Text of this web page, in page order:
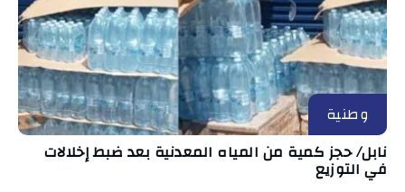
وطنية
نابل/ حجز كمية من المياه المعدنية بعد ضبط إخلالات
في التوزيع